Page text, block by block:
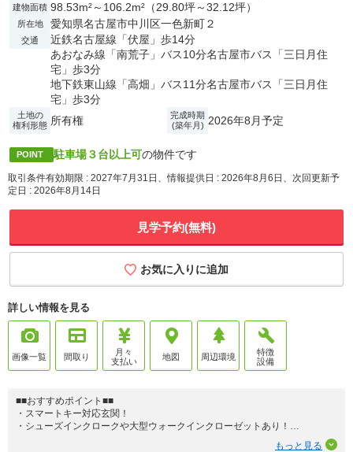
建物面積 98.53m²～106.2m²（29.80坪～32.12坪）
所在地 愛知県名古屋市中川区一色新町２
交通
近鉄名古屋線「伏屋」歩14分
あおなみ線「南荒子」バス10分名古屋市バス「三日月住
宅」歩3分
地下鉄東山線「高畑」バス11分名古屋市バス「三日月住
宅」歩3分
土地の
権利形態 所有権
完成時期
(築年月) 2026年8月予定
POINT 駐車場３台以上可の物件です
取引条件有効期限 : 2027年7月31日、情報提供日 : 2026年8月6日、次回更新予
定日 : 2026年8月14日
見学予約(無料)
お気に入りに追加
詳しい情報を見る
画像一覧 間取り
月々
支払い
地図 周辺環境
特徴
設備
■■おすすめポイント■■
・スマートキー対応玄関！
・シューズインクロークや大型ウォークインクローゼットあり！
もっと見る